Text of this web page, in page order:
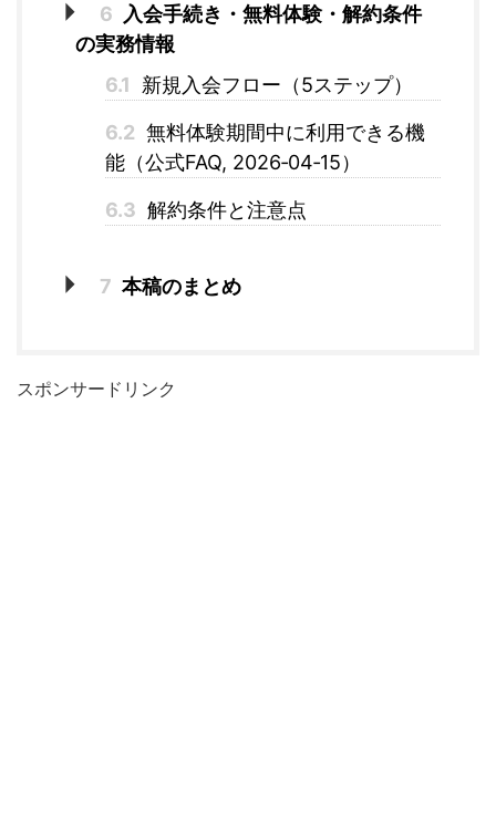
6
入会手続き・無料体験・解約条件
の実務情報
6.1
新規入会フロー（5ステップ）
6.2 無料体験期間中に利用できる機
能（公式FAQ, 2026‑04‑15）
6.3 解約条件と注意点
7 本稿のまとめ
スポンサードリンク